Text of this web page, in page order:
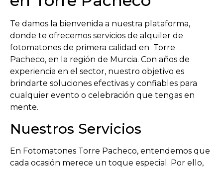
Te damos la bienvenida a nuestra plataforma,
donde te ofrecemos servicios de alquiler de
fotomatones de primera calidad en Torre
Pacheco, en la región de Murcia. Con años de
experiencia en el sector, nuestro objetivo es
brindarte soluciones efectivas y confiables para
cualquier evento o celebración que tengas en
mente.
Nuestros Servicios
En Fotomatones Torre Pacheco, entendemos que
cada ocasión merece un toque especial. Por ello,